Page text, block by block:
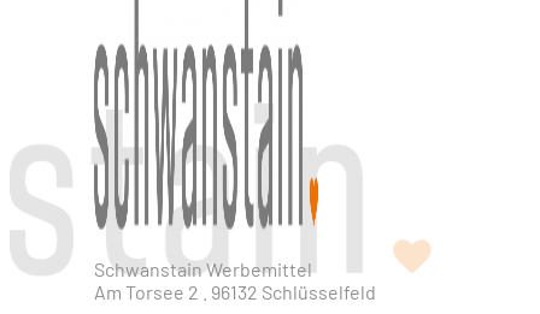
Schwanstain Werbemittel
Am Torsee 2 . 96132 Schlüsselfeld